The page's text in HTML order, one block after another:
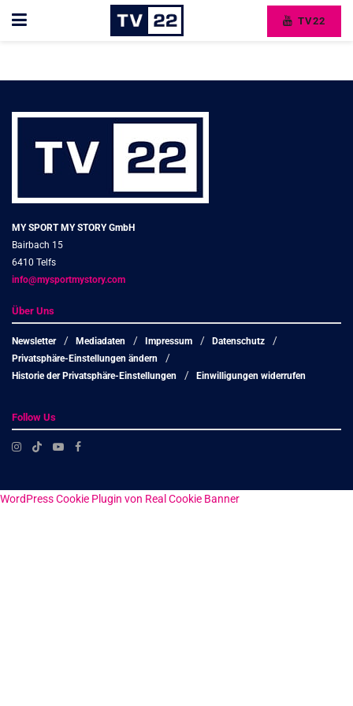
TV22
MY SPORT MY STORY GmbH
Bairbach 15
6410 Telfs
info@mysportmystory.com
Über Uns
Newsletter Mediadaten Impressum
Datenschutz
Privatsphäre-Einstellungen ändern
Historie der Privatsphäre-Einstellungen
Einwilligungen widerrufen
Follow Us
WordPress Cookie Plugin von Real Cookie Banner